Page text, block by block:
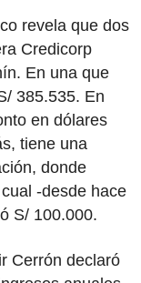
revela que dos
Credicorp
En una que
385.535. En
en dólares
tiene una
donde
-desde hace
S/ 100.000.
Cerrón declaró